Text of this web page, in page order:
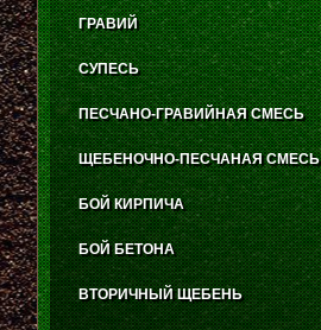
ГРАВИЙ
СУПЕСЬ
ПЕСЧАНО-ГРАВИЙНАЯ СМЕСЬ
ЩЕБЕНОЧНО-ПЕСЧАНАЯ СМЕСЬ
БОЙ КИРПИЧА
БОЙ БЕТОНА
ВТОРИЧНЫЙ ЩЕБЕНЬ